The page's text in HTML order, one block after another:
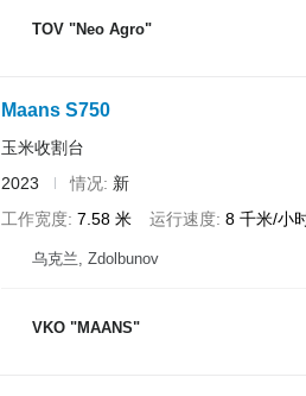
TOV "Neo Agro"
Maans S750
玉米收割台
2023
情况 新
工作宽度 7.58 米 运行速度 8 千米/小
乌克兰, Zdolbunov
VKO "MAANS"